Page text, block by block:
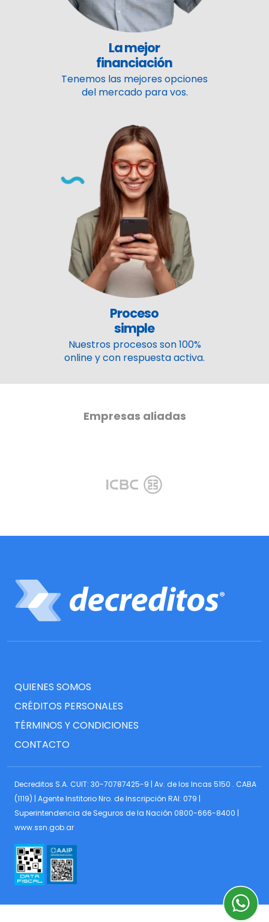
La mejor
financiación
Tenemos las mejores opciones
del mercado para vos.
Proceso
simple
Nuestros procesos son 100%
online y con respuesta activa.
Empresas aliadas
QUIENES SOMOS
CRÉDITOS PERSONALES
TÉRMINOS Y CONDICIONES
CONTACTO
Decreditos S.A. CUIT: 30-70787425-9 | Av. de los Incas 5150 . CABA
(1119) | Agente Institorio Nro. de Inscripción RAI: 079 |
Superintendencia de Seguros de la Nación 0800-666-8400 |
www.ssn.gob.ar